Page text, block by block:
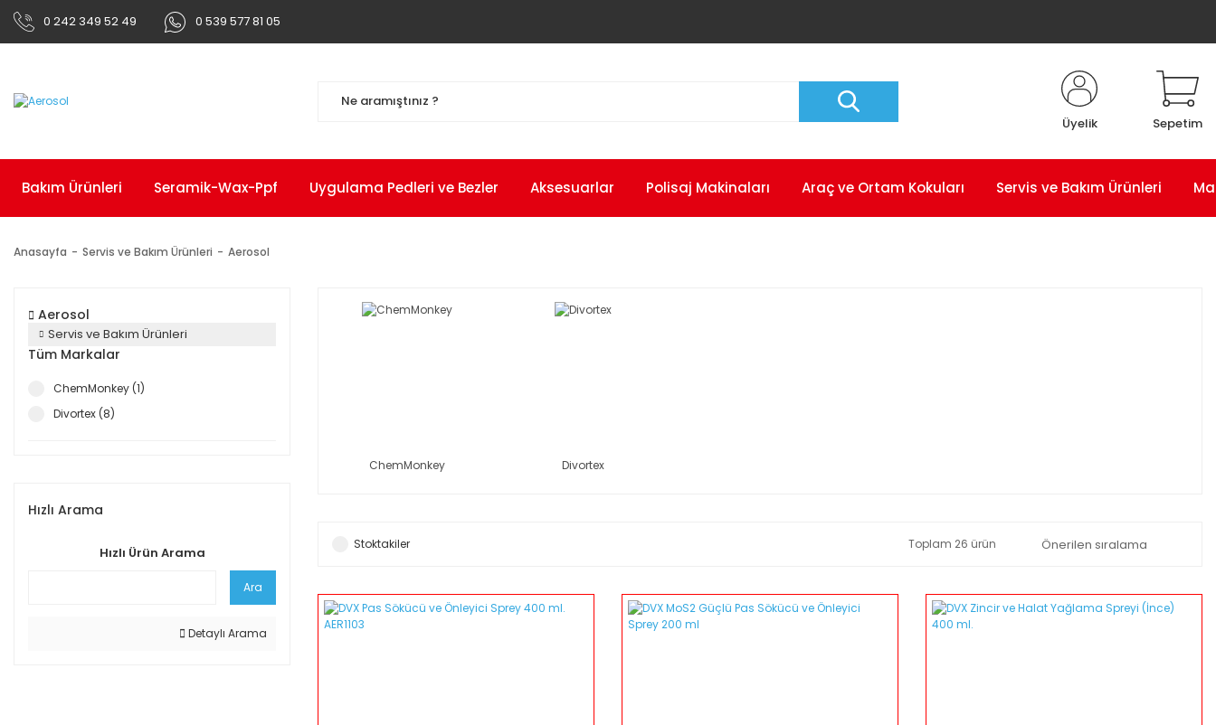
0 242 349 52 49 0 539 577 81 05
Üyelik Sepetim
Bakım Ürünleri Seramik-Wax-Ppf Uygulama Pedleri ve Bezler Aksesuarlar Polisaj Makinaları Araç ve Ortam Kokuları Servis ve Bakım Ürünleri
Anasayfa Servis ve Bakım Ürünleri Aerosol
Aerosol
Servis ve Bakım Ürünleri
Tüm Markalar
ChemMonkey (1)
Divortex (8)
Hızlı Arama
Hızlı Ürün Arama
Ara
Detaylı Arama
ChemMonkey Divortex
Stoktakiler Toplam 26 ürün